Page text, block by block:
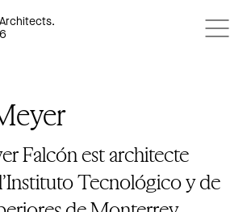
Falcón est architecte
Tecnológico y de